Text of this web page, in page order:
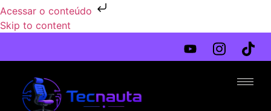
Acessar o conteúdo
Skip to content